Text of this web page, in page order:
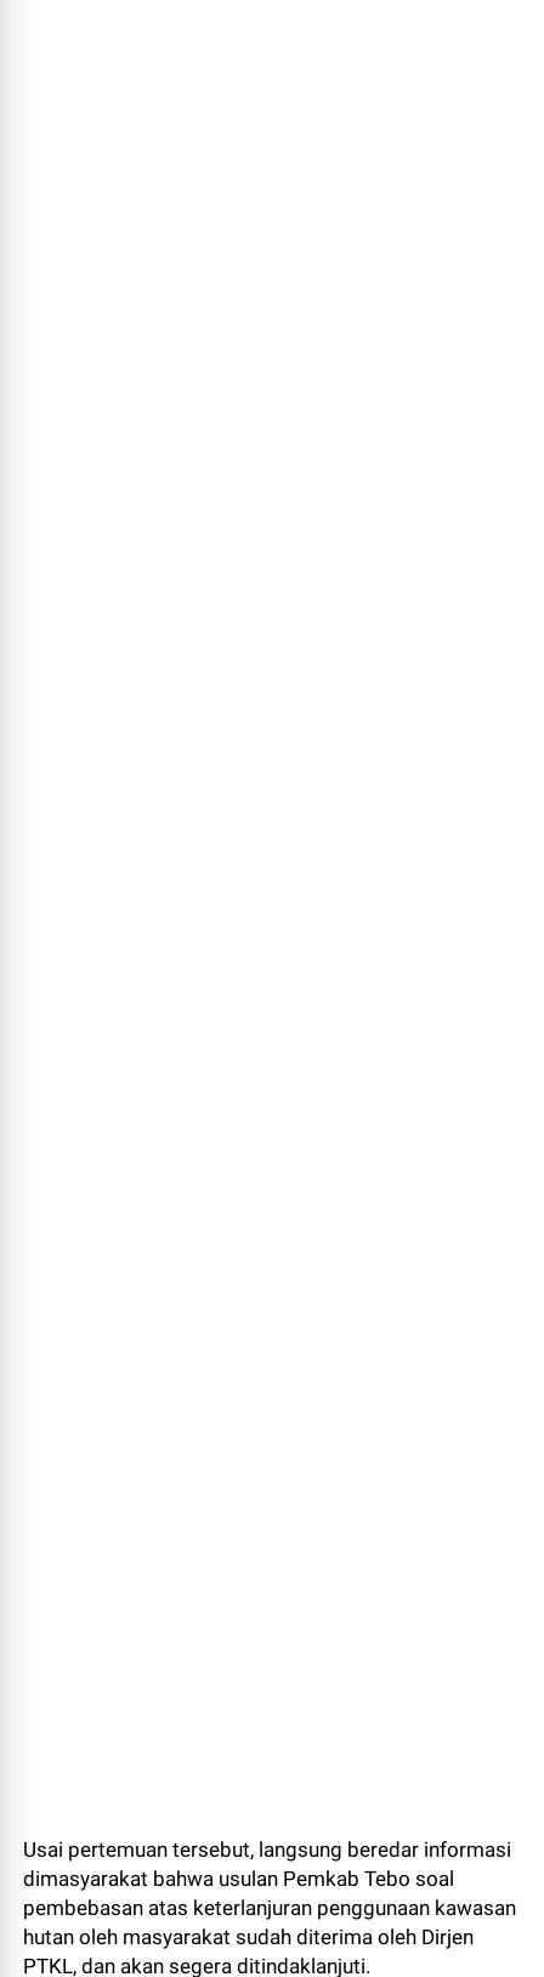
Usai pertemuan tersebut, langsung beredar informasi
dimasyarakat bahwa usulan Pemkab Tebo soal
pembebasan atas keterlanjuran penggunaan kawasan
hutan oleh masyarakat sudah diterima oleh Dirjen
PTKL, dan akan segera ditindaklanjuti.